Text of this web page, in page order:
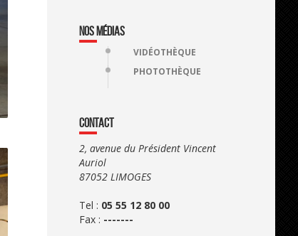
NOS MÉDIAS
VIDÉOTHÈQUE
PHOTOTHÈQUE
CONTACT
2, avenue du Président Vincent
Auriol
87052 LIMOGES
Tel : 05 55 12 80 00
Fax : -------